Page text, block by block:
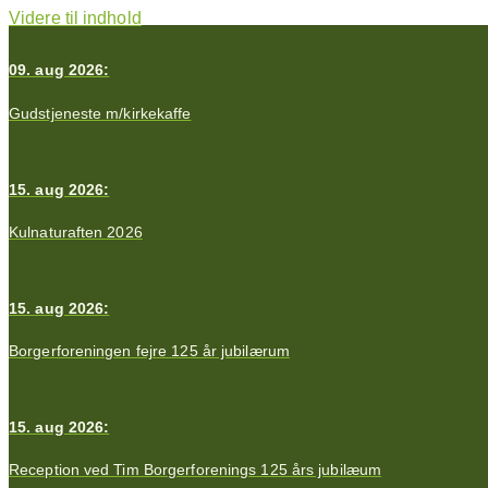
Videre til indhold
09. aug 2026:
Gudstjeneste m/kirkekaffe
15. aug 2026:
Kulnaturaften 2026
15. aug 2026:
Borgerforeningen fejre 125 år jubilærum
15. aug 2026:
Reception ved Tim Borgerforenings 125 års jubilæum